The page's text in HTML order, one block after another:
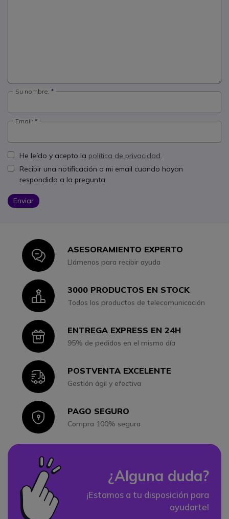
Su nombre:
Email:
He leído y acepto la política de privacidad.
Recibir una notificación a mi email cuando hayan
respondido a la pregunta
Enviar
IconASESORAMIENTO EXPERTO
Llámenos para recibir ayuda
Icon3000 PRODUCTOS EN STOCK
Todos los productos de telecomunicación
IconENTREGA EXPRESS EN 24H
95% de pedidos en el mismo día
IconPOSTVENTA EXCELENTE
Gestión ágil y efectiva
IconPAGO SEGURO
Compra 100% segura
¿Alguna duda?
¡Estamos a tu disposición para
ayudarte!